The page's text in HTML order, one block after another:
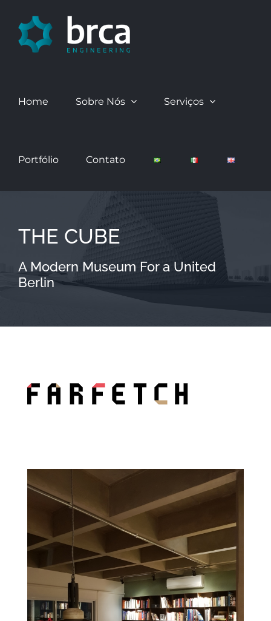
content
Home Sobre Nós Serviços
Portfólio Contato
THE CUBE
A Modern Museum For a United
Berlin
Farfetch